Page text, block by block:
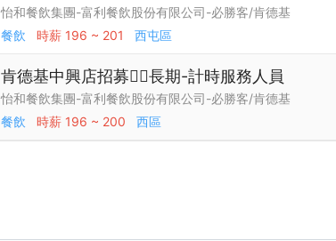
怡和餐飲集團-富利餐飲股份有限公司-必勝客/肯德基
餐飲
時薪 196 ~ 201 西屯區
肯德基中興店招募👉🏻長期-計時服務人員
怡和餐飲集團-富利餐飲股份有限公司-必勝客/肯德基
餐飲
時薪 196 ~ 200 西區